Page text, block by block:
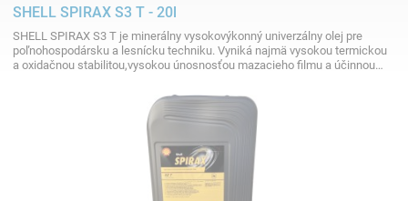
SHELL SPIRAX S3 T - 20l
SHELL SPIRAX S3 T je minerálny vysokovýkonný univerzálny olej pre
poľnohospodársku a lesnícku techniku. Vyniká najmä vysokou termickou
a oxidačnou stabilitou,vysokou únosnosťou mazacieho filmu a účinnou…